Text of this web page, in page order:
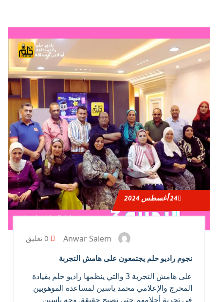
24أغسطس 2024
Anwar Salem 0 تعليق
نجوم راديو حلم يجتمعون على هامش التجربة
على هامش التجربة 3 والتي ينظمها راديو حلم بقيادة
المخرج والإعلامي محمد ياسين لمساعدة الموهوبين
في تجربة أحلامهم حتى تصبح حقيقة, وجه ياسين